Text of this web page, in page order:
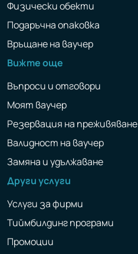
Физически обекти
Подаръчна опаковка
Връщане на ваучер
Вижте още
Въпроси и отговори
Моят ваучер
Резервация на преживяване
Валидност на ваучер
Замяна и удължаване
Други услуги
Услуги за фирми
Тиймбилдинг програми
Промоции